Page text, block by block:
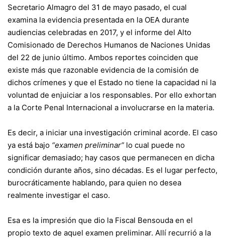
Secretario Almagro del 31 de mayo pasado, el cual
examina la evidencia presentada en la OEA durante
audiencias celebradas en 2017, y el informe del Alto
Comisionado de Derechos Humanos de Naciones Unidas
del 22 de junio último. Ambos reportes coinciden que
existe más que razonable evidencia de la comisión de
dichos crímenes y que el Estado no tiene la capacidad ni la
voluntad de enjuiciar a los responsables. Por ello exhortan
a la Corte Penal Internacional a involucrarse en la materia.
Es decir, a iniciar una investigación criminal acorde. El caso
ya está bajo “examen preliminar” lo cual puede no
significar demasiado; hay casos que permanecen en dicha
condición durante años, sino décadas. Es el lugar perfecto,
burocráticamente hablando, para quien no desea
realmente investigar el caso.
Esa es la impresión que dio la Fiscal Bensouda en el
propio texto de aquel examen preliminar. Allí recurrió a la